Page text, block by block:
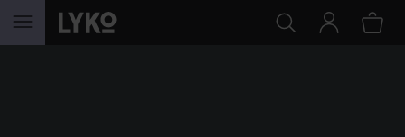
GÅ TIL INDHOLD